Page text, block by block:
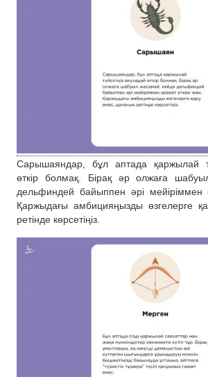
Сарышаяндар, бұл аптада қаржылай
өткір болмақ. Бірақ әр олжаға
дельфиндей байыппен әрі мейіріммен
Қаржыдағы амбицияңызды өзгелерге
ретінде көрсетіңіз.